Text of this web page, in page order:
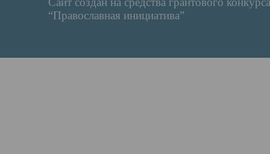
“Православная инициатива”